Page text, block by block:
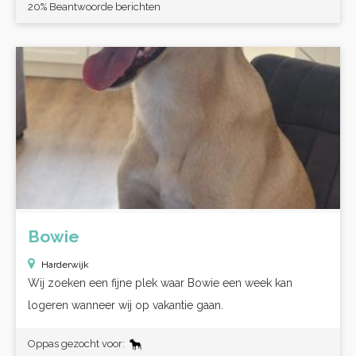
20% Beantwoorde berichten
Bowie
Harderwijk
Wij zoeken een fijne plek waar Bowie een week kan
logeren wanneer wij op vakantie gaan.
Oppas gezocht voor: